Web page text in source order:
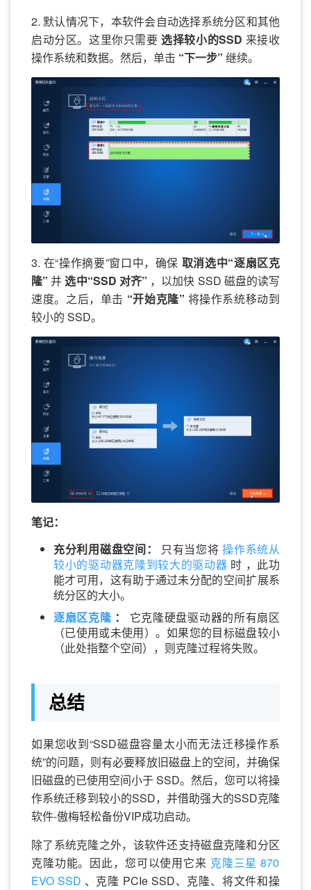
2. 默认情况下，本软件会自动选择系统分区和其他
启动分区。这里你只需要 选择较小的SSD 来接收
操作系统和数据。然后，单击 “下一步” 继续。
3. 在“操作摘要”窗口中，确保 取消选中“逐扇区克
隆”并 选中“SSD 对齐” ，以加快 SSD 磁盘的读写
速度。之后，单击 “开始克隆” 将操作系统移动到
较小的 SSD。
笔记：
充分利用磁盘空间： 只有当您将操作系统从
较小的驱动器克隆到较大的驱动器 时 ，此功
能才可用，这有助于通过未分配的空间扩展系
统分区的大小。
逐扇区克隆 ： 它克隆硬盘驱动器的所有扇区
（已使用或未使用）。如果您的目标磁盘较小
（此处指整个空间），则克隆过程将失败。
总结
如果您收到“SSD磁盘容量太小而无法迁移操作系
统”的问题，则有必要释放旧磁盘上的空间，并确保
旧磁盘的已使用空间小于 SSD。然后，您可以将操
作系统迁移到较小的SSD，并借助强大的SSD克隆
软件-傲梅轻松备份VIP成功启动。
除了系统克隆之外，该软件还支持磁盘克隆和分区
克隆功能。因此，您可以使用它来 克隆三星 870
EVO SSD 、克隆 PCIe SSD、克隆、将文件和操